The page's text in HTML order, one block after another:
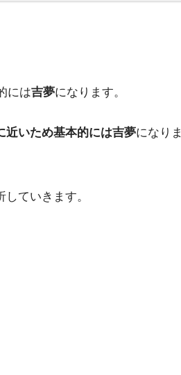
には吉夢になります。
近いため基本的には吉夢になりま
ていきます。